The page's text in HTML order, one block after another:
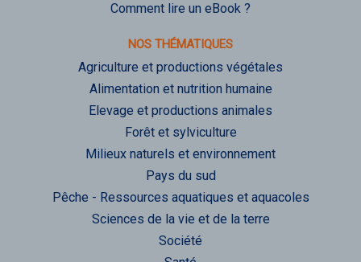
Comment lire un eBook ?
NOS THÉMATIQUES
Agriculture et productions végétales
Alimentation et nutrition humaine
Elevage et productions animales
Forêt et sylviculture
Milieux naturels et environnement
Pays du sud
Pêche - Ressources aquatiques et aquacoles
Sciences de la vie et de la terre
Société